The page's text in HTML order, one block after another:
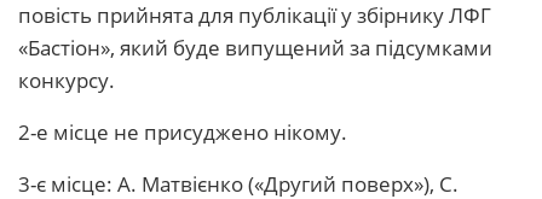
повість прийнята для публікації у збірнику ЛФГ
«Бастіон», який буде випущений за підсумками
конкурсу.
2-е місце не присуджено нікому.
3-є місце: А. Матвієнко («Другий поверх»), С.